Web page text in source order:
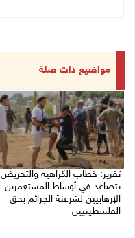
مواضيع ذات صلة
تقرير: خطاب الكراهية والتحريض
يتصاعد في أوساط المستعمرين
الإرهابيين لشرعنة الجرائم بحق
الفلسطينيين